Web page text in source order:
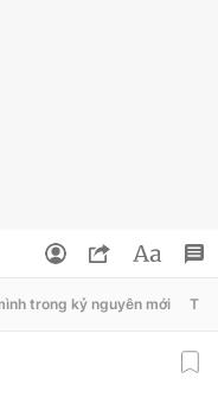
trong kỷ nguyên mới